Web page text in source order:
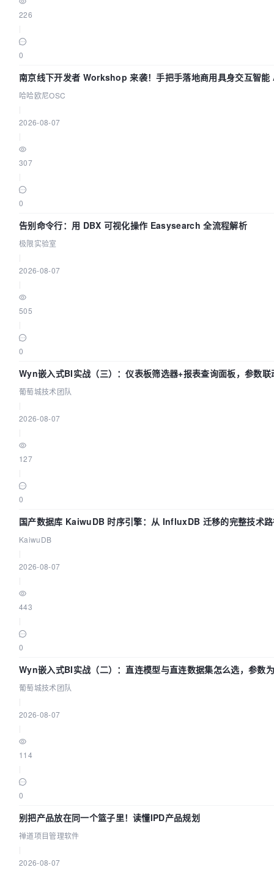
226
0
南京线下开发者 Workshop 来袭！手把手落地商用具身交互智
哈哈欧尼OSC
2026-08-07
307
0
告别命令行：用 DBX 可视化操作 Easysearch 全流程解析
极限实验室
2026-08-07
505
0
Wyn嵌入式BI实战（三）：仪表板筛选器+报表查询面板，参数联
葡萄城技术团队
2026-08-07
127
0
国产数据库 KaiwuDB 时序引擎：从 InfluxDB 迁移的完整技术
KaiwuDB
2026-08-07
443
0
Wyn嵌入式BI实战（二）：直连模型与直连数据集怎么选，参数
葡萄城技术团队
2026-08-07
114
0
别把产品放在同一个篮子里！读懂IPD产品规划
禅道项目管理软件
2026-08-07